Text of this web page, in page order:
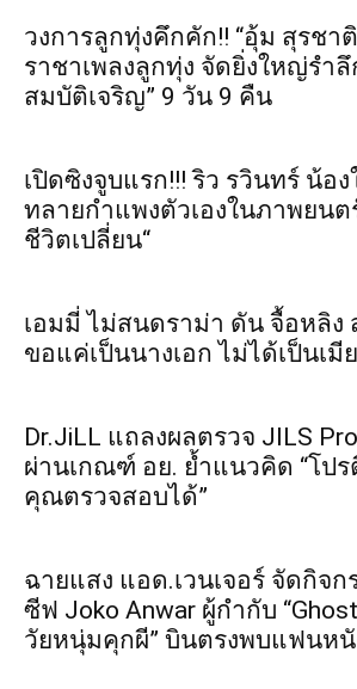
วงการลูกทุ่งคึกคัก!! “อุ้ม สุรชา
ราชาเพลงลูกทุ่ง จัดยิ่งใหญ่รำลึ
สมบัติเจริญ” 9 วัน 9 คืน
เปิดซิงจูบแรก!!! ริว รวินทร์ น้อ
ทลายกำแพงตัวเองในภาพยนต
ชีวิตเปลี่ยน“
เอมมี่ ไม่สนดราม่า ดัน จื้อหลิง
ขอแค่เป็นนางเอก ไม่ได้เป็นเมี
Dr.JiLL แถลงผลตรวจ JILS
ผ่านเกณฑ์ อย. ย้ำแนวคิด “โป
คุณตรวจสอบได้”
ฉายแสง แอด.เวนเจอร์ จัดกิจ
ซีฟ Joko Anwar ผู้กำกับ
วัยหนุ่มคุกผี” บินตรงพบแฟนหนั